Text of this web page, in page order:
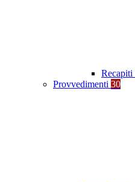
Recapiti
Provvedimenti 30